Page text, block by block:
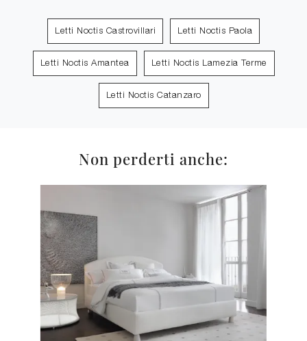
Letti Noctis Castrovillari Letti Noctis Paola
Letti Noctis Amantea Letti Noctis Lamezia Terme
Letti Noctis Catanzaro
Non perderti anche: